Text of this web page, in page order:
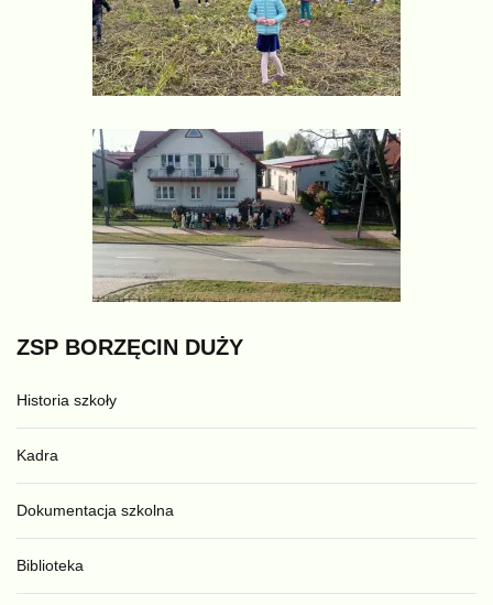
ZSP BORZĘCIN DUŻY
Historia szkoły
Kadra
Dokumentacja szkolna
Biblioteka